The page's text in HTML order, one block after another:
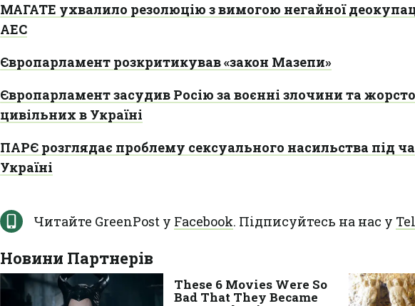
МАГАТЕ ухвалило резолюцію з вимогою негайної
АЕС
Європарламент розкритикував «закон Мазепи»
Європарламент засудив Росію за воєнні злочини та
цивільних в Україні
ПАРЄ розглядає проблему сексуального насильства під
Україні
Читайте GreenPost у Facebook. Підписуйтесь на нас у